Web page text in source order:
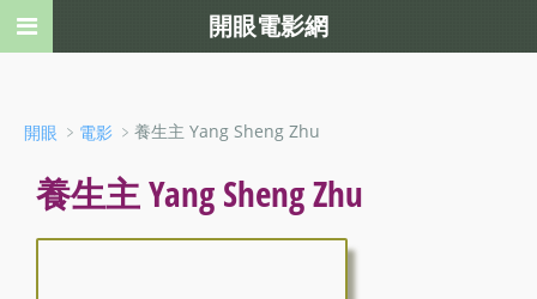
開眼 ﹥ 電影 ﹥養生主 Yang Sheng Zhu
養生主 Yang Sheng Zhu
開眼電影網